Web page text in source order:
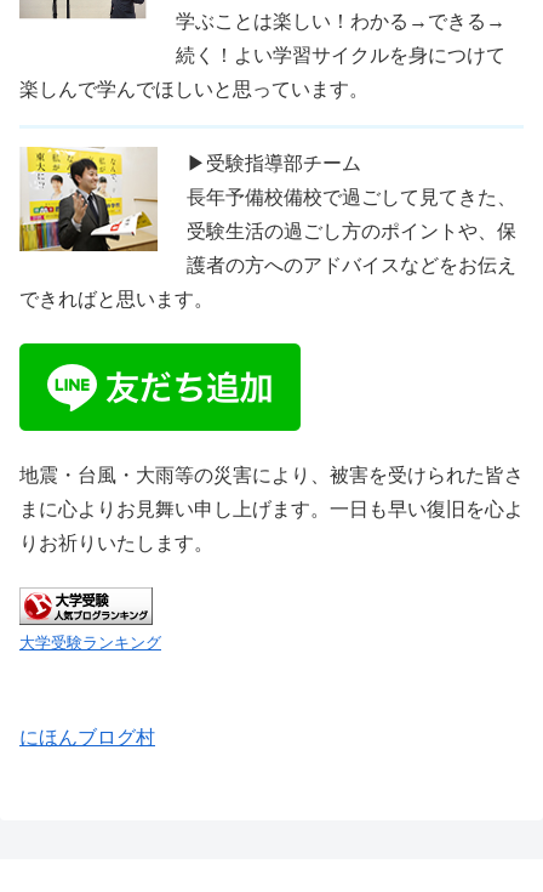
学ぶことは楽しい！わかる→できる→
続く！よい学習サイクルを身につけて
楽しんで学んでほしいと思っています。
▶受験指導部チーム
長年予備校備校で過ごして見てきた、
受験生活の過ごし方のポイントや、保
護者の方へのアドバイスなどをお伝え
できればと思います。
地震・台風・大雨等の災害により、被害を受けられた皆さ
まに心よりお見舞い申し上げます。一日も早い復旧を心よ
りお祈りいたします。
大学受験ランキング
にほんブログ村